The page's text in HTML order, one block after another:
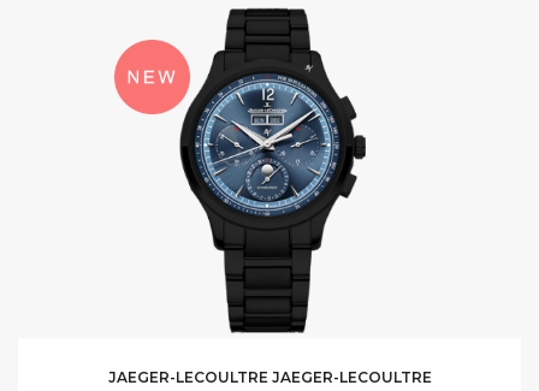
JAEGER-LECOULTRE JAEGER-LECOULTRE